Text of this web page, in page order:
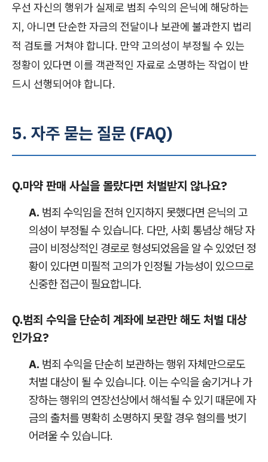
우선 자신의 행위가 실제로 범죄 수익의 은닉에 해당하는
지, 아니면 단순한 자금의 전달이나 보관에 불과한지 법리
적 검토를 거쳐야 합니다. 만약 고의성이 부정될 수 있는
정황이 있다면 이를 객관적인 자료로 소명하는 작업이 반
드시 선행되어야 합니다.
5. 자주 묻는 질문 (FAQ)
Q.마약 판매 사실을 몰랐다면 처벌받지 않나요?
A. 범죄 수익임을 전혀 인지하지 못했다면 은닉의 고
의성이 부정될 수 있습니다. 다만, 사회 통념상 해당 자
금이 비정상적인 경로로 형성되었음을 알 수 있었던 정
황이 있다면 미필적 고의가 인정될 가능성이 있으므로
신중한 접근이 필요합니다.
Q.범죄 수익을 단순히 계좌에 보관만 해도 처벌 대상
인가요?
A. 범죄 수익을 단순히 보관하는 행위 자체만으로도
처벌 대상이 될 수 있습니다. 이는 수익을 숨기거나 가
장하는 행위의 연장선상에서 해석될 수 있기 때문에 자
금의 출처를 명확히 소명하지 못할 경우 혐의를 벗기
어려울 수 있습니다.